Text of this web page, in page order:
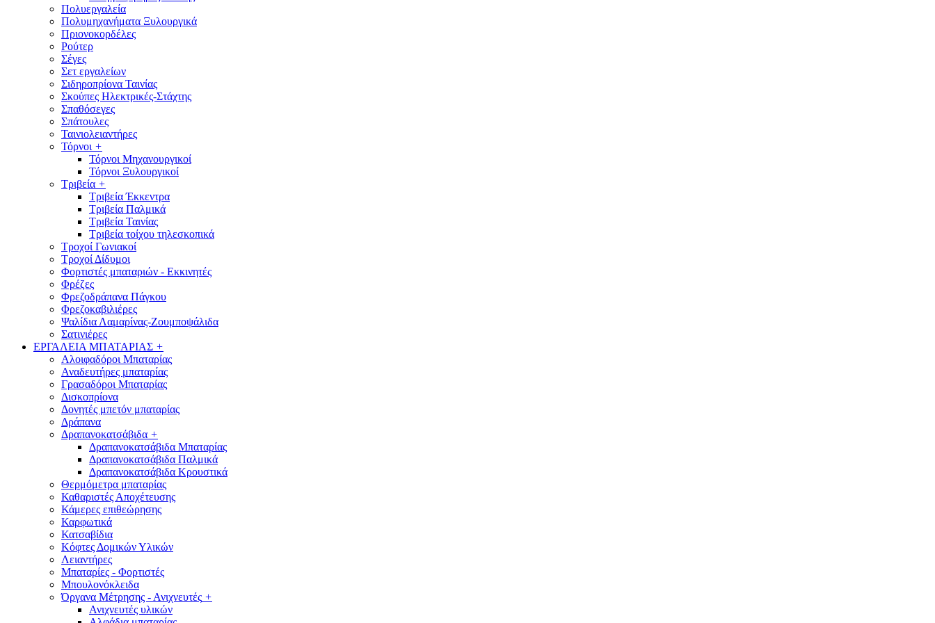
Πολυεργαλεία
Πολυμηχανήματα Ξυλουργικά
Πριονοκορδέλες
Ρούτερ
Σέγες
Σετ εργαλείων
Σιδηροπρίονα Ταινίας
Σκούπες Ηλεκτρικές-Στάχτης
Σπαθόσεγες
Σπάτουλες
Ταινιολειαντήρες
Τόρνοι +
Τόρνοι Μηχανουργικοί
Τόρνοι Ξυλουργικοί
Τριβεία +
Τριβεία Έκκεντρα
Τριβεία Παλμικά
Τριβεία Ταινίας
Τριβεία τοίχου τηλεσκοπικά
Τροχοί Γωνιακοί
Τροχοί Δίδυμοι
Φορτιστές μπαταριών - Εκκινητές
Φρέζες
Φρεζοδράπανα Πάγκου
Φρεζοκαβιλιέρες
Ψαλίδια Λαμαρίνας-Ζουμποψάλιδα
Σατινιέρες
ΕΡΓΑΛΕΙΑ ΜΠΑΤΑΡΙΑΣ +
Αλοιφαδόροι Μπαταρίας
Αναδευτήρες μπαταρίας
Γρασαδόροι Μπαταρίας
Δισκοπρίονα
Δονητές μπετόν μπαταρίας
Δράπανα
Δραπανοκατσάβιδα +
Δραπανοκατσάβιδα Μπαταρίας
Δραπανοκατσάβιδα Παλμικά
Δραπανοκατσάβιδα Κρουστικά
Θερμόμετρα μπαταρίας
Καθαριστές Αποχέτευσης
Κάμερες επιθεώρησης
Καρφωτικά
Κατσαβίδια
Κόφτες Δομικών Υλικών
Λειαντήρες
Μπαταρίες - Φορτιστές
Μπουλονόκλειδα
Όργανα Μέτρησης - Ανιχνευτές +
Ανιχνευτές υλικών